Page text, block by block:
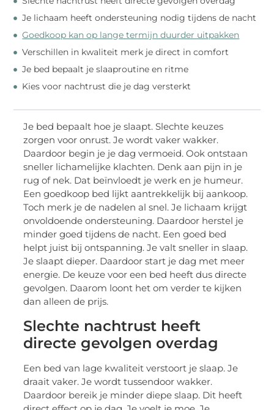
Je lichaam heeft ondersteuning nodig tijdens de nacht
Goedkoop kan op lange termijn duurder uitpakken
Verschillen in kwaliteit merk je direct in comfort
Je bed bepaalt je slaaproutine en ritme
Kies voor nachtrust die je dag versterkt
Je bed bepaalt hoe je slaapt. Slechte keuzes
zorgen voor onrust. Je wordt vaker wakker.
Daardoor begin je je dag vermoeid. Ook ontstaan
sneller lichamelijke klachten. Denk aan pijn in je
rug of nek. Dat beïnvloedt je werk en je humeur.
Een goedkoop bed lijkt aantrekkelijk bij aankoop.
Toch merk je de nadelen al snel. Je lichaam krijgt
onvoldoende ondersteuning. Daardoor herstel je
minder goed tijdens de nacht. Een goed bed
helpt juist bij ontspanning. Je valt sneller in slaap.
Je slaapt dieper. Daardoor start je dag met meer
energie. De keuze voor een bed heeft dus directe
gevolgen. Daarom loont het om verder te kijken
dan alleen de prijs.
Slechte nachtrust heeft
directe gevolgen overdag
Een bed van lage kwaliteit verstoort je slaap. Je
draait vaker. Je wordt tussendoor wakker.
Daardoor bereik je minder diepe slaap. Dit heeft